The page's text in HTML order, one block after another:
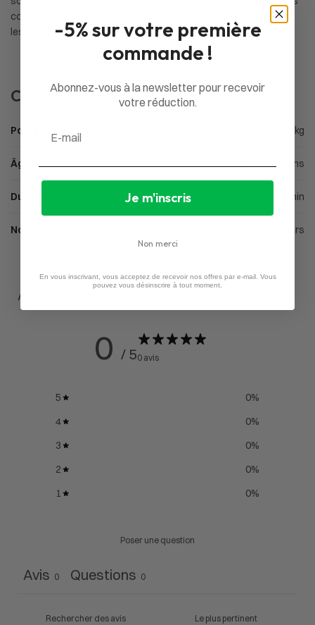
complexes, ce qui en fait un excellent jeu d’ambiance pour tous
les âges.
Caractéristiques
Poids 0,500 kg
Âge À partir de 10 ans
Durée d'une partie 15 à 30min
Nombre de joueurs 2 à 6 joueurs
Avis du client
0 / 50 avis
5 0%
4
0%
3
0%
2
0%
1
0%
Poser une question
Avis 0 Questions 0
-5% sur votre première
commande !
Abonnez-vous à la newsletter pour recevoir
votre réduction.
Je m'inscris
Non merci
En vous inscrivant, vous acceptez de recevoir nos offres par e-mail. Vous
pouvez vous désinscrire à tout moment.